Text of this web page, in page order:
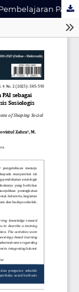
Peningkatan Pemahaman Guru tentang Pembelajaran PAI sebagai Pembentukan Perilaku Sosial melalui Pelatihan Berbasis Sosiologis